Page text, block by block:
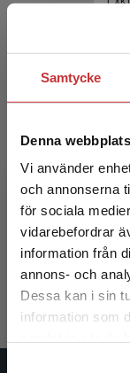
Samtycke
Denna
Vi använder
och annonserna
för sociala
vidarebefordrar
information från
annons- och
Dessa kan i sin
information som
Det verkar
Vi erbjuder